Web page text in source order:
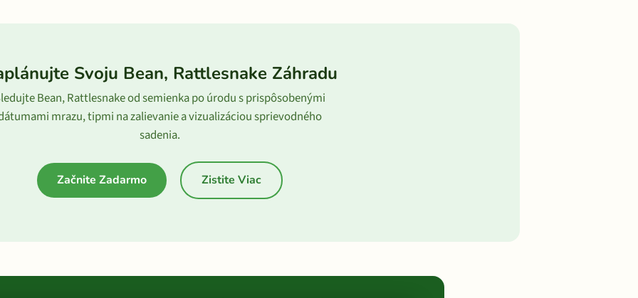
Svoju Bean, Rattlesnake Záhradu
Bean, Rattlesnake od semienka po úrodu s prispôsobenými
mrazu, tipmi na zalievanie a vizualizáciou sprievodného
sadenia.
Začnite Zadarmo Zistite Viac